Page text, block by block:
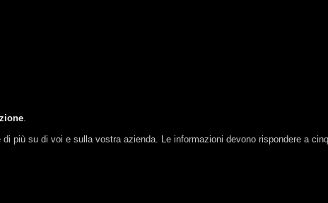
.
più su di voi e sulla vostra azienda. Le informazioni devono rispondere a